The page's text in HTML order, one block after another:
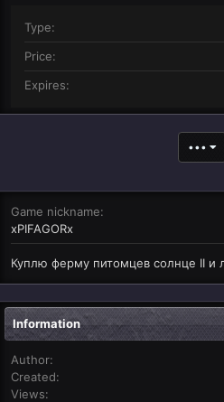
Type
Price
Expires
•••
Game nickname
xPIFAGORx
Куплю ферму питомцев солнце II и
Information
Author
Created
Views